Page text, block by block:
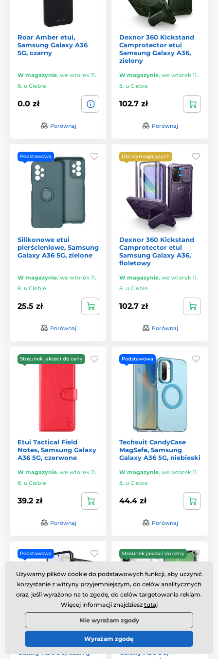
Roar Amber etui,
Samsung Galaxy A36
5G, czarny
W magazynie, we wtorek 11.
8. u Ciebie
0.0 zł
Porównaj
Dexnor 360 Kickstand
Camprotector etui
Samsung Galaxy A36,
zielony
W magazynie, we wtorek 11.
8. u Ciebie
102.7 zł
Porównaj
Podstawowa
Silikonowe etui
pierścieniowe, Samsung
Galaxy A36 5G, zielone
W magazynie, we wtorek 11.
8. u Ciebie
25.5 zł
Porównaj
Dla wymagających
Dexnor 360 Kickstand
Camprotector etui
Samsung Galaxy A36,
fioletowy
W magazynie, we wtorek 11.
8. u Ciebie
102.7 zł
Porównaj
Stosunek jakości do ceny
Etui Tactical Field
Notes, Samsung Galaxy
A36 5G, czerwone
W magazynie, we wtorek 11.
8. u Ciebie
39.2 zł
Porównaj
Podstawowa
Techsuit CandyCase
MagSafe, Samsung
Galaxy A36 5G, niebieski
W magazynie, we wtorek 11.
8. u Ciebie
44.4 zł
Porównaj
Podstawowa
MagSafe, Samsung
Stosunek jakości do ceny
Tech-Protect Flexair
Hybrid, Samsung
Używamy plików cookie do podstawowych funkcji, aby uczynić
korzystanie z witryny przyjemniejszym, do celów analitycznych
oraz, jeśli wyrażono na to zgodę, do celów targetowania reklam.
Więcej informacji znajdziesz tutaj
Nie wyrażam zgody
Wyrażam zgodę